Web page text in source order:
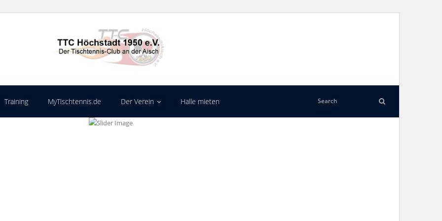
Training MyTischtennis.de Der Verein Halle mieten